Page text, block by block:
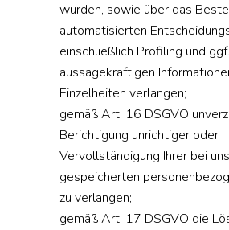
wurden, sowie über das
automatisierten
einschließlich Profiling und ggf.
aussagekräftigen
Einzelheiten verlangen;
gemäß Art. 16 DSGVO
Berichtigung unrichtiger oder
Vervollständigung Ihrer bei uns
gespeicherten
zu verlangen;
gemäß Art. 17 DSGVO die